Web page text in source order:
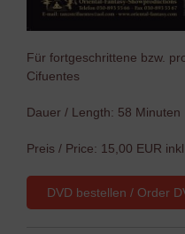
Für fortgeschrittene bzw.
Cifuentes
Dauer / Length: 58 Minuten
Preis / Price: 15,00 EUR
DVD bestellen / Order